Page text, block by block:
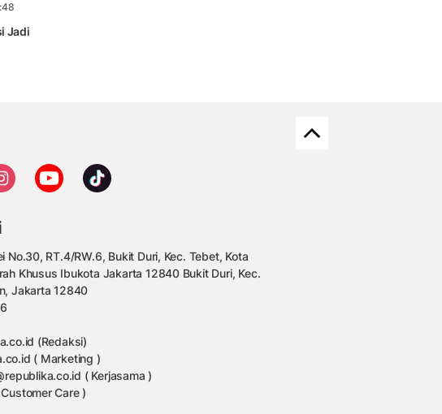
Jadi
No.30, RT.4/RW.6, Bukit Duri, Kec. Tebet, Kota
Khusus Ibukota Jakarta 12840 Bukit Duri, Kec.
Jakarta 12840
(Redaksi)
( Marketing )
( Kerjasama )
Care )